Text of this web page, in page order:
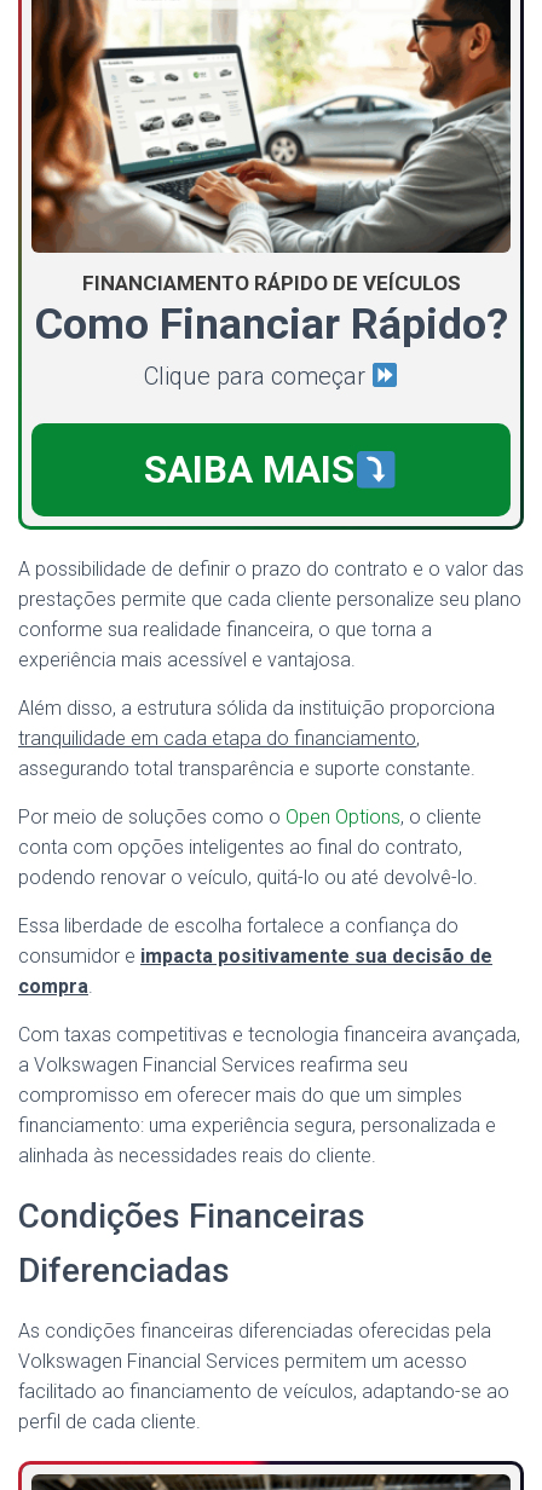
FINANCIAMENTO RÁPIDO DE VEÍCULOS
Como Financiar Rápido?
Clique para começar
SAIBA MAIS
A possibilidade de definir o prazo do contrato e o valor das
prestações permite que cada cliente personalize seu plano
conforme sua realidade financeira, o que torna a
experiência mais acessível e vantajosa.
Além disso, a estrutura sólida da instituição proporciona
tranquilidade em cada etapa do financiamento,
assegurando total transparência e suporte constante.
Por meio de soluções como o Open Options, o cliente
conta com opções inteligentes ao final do contrato,
podendo renovar o veículo, quitá-lo ou até devolvê-lo.
Essa liberdade de escolha fortalece a confiança do
consumidor e impacta positivamente sua decisão de
compra.
Com taxas competitivas e tecnologia financeira avançada,
a Volkswagen Financial Services reafirma seu
compromisso em oferecer mais do que um simples
financiamento: uma experiência segura, personalizada e
alinhada às necessidades reais do cliente.
Condições Financeiras
Diferenciadas
As condições financeiras diferenciadas oferecidas pela
Volkswagen Financial Services permitem um acesso
facilitado ao financiamento de veículos, adaptando-se ao
perfil de cada cliente.